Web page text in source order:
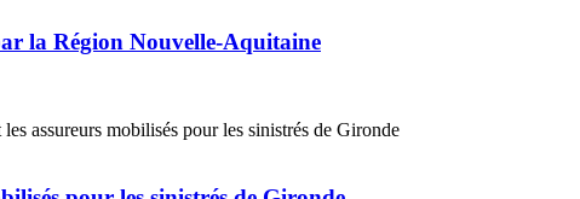
la Région Nouvelle-Aquitaine